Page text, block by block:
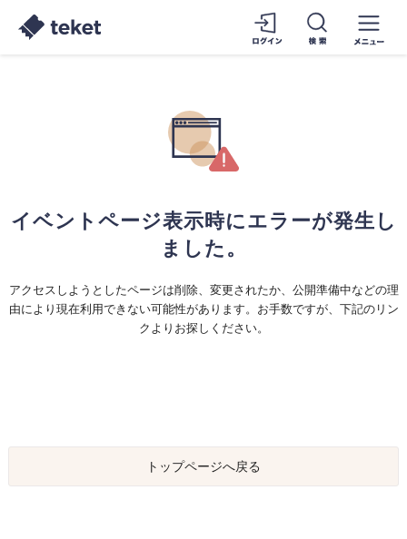
イベントページ表示時にエラーが発生し
ました。
アクセスしようとしたページは削除、変更されたか、公開準備中などの理
由により現在利用できない可能性があります。お手数ですが、下記のリン
クよりお探しください。
トップページへ戻る